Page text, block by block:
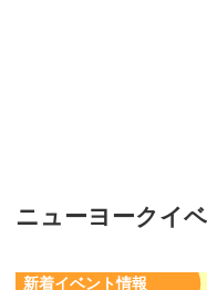
ニューヨークイ
新着イベント情報